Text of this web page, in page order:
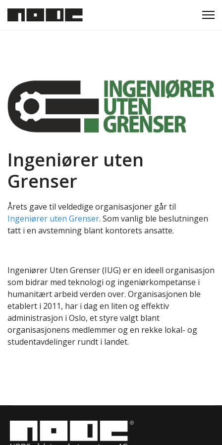
Ingeniører uten
Grenser
Årets gave til veldedige organisasjoner går til
Ingeniører uten Grenser. Som vanlig ble beslutningen
tatt i en avstemning blant kontorets ansatte.
Ingeniører Uten Grenser (IUG) er en ideell organisasjon
som bidrar med teknologi og ingeniørkompetanse i
humanitært arbeid verden over. Organisasjonen ble
etablert i 2011, har i dag en liten og effektiv
administrasjon i Oslo, et styre valgt blant
organisasjonens medlemmer og en rekke lokal- og
studentavdelinger rundt i landet.